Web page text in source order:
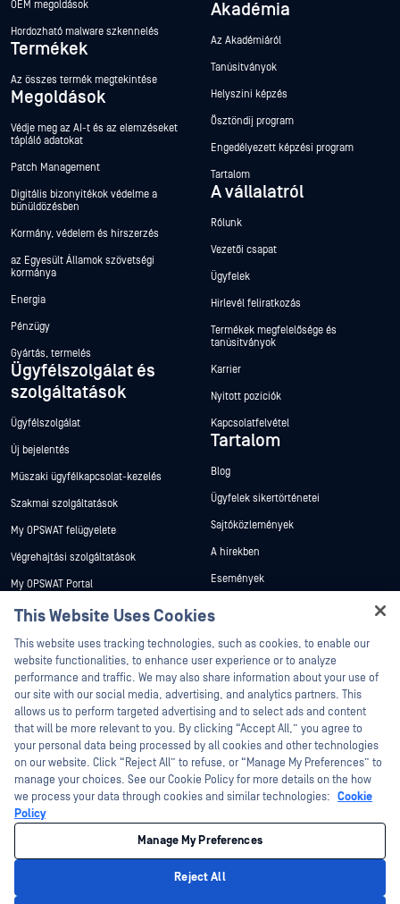
OEM megoldások
Hordozható malware szkennelés
Termékek
Az összes termék megtekintése
Megoldások
Védje meg az AI-t és az elemzéseket
tápláló adatokat
Patch Management
Digitális bizonyítékok védelme a
bűnüldözésben
Kormány, védelem és hírszerzés
az Egyesült Államok szövetségi
kormánya
Energia
Pénzügy
Gyártás, termelés
Ügyfélszolgálat és
szolgáltatások
Ügyfélszolgálat
Új bejelentés
Műszaki ügyfélkapcsolat-kezelés
Szakmai szolgáltatások
My OPSWAT felügyelete
Végrehajtási szolgáltatások
My OPSWAT Portal
Műszaki dokumentáció
Képzések
Biztonsági sebezhetőségi program
Partnerek
Tanúsítvány
Technológiai partnerek
Channel partner program
Akadémia
Az Akadémiáról
Tanúsítványok
Helyszíni képzés
Ösztöndíj program
Engedélyezett képzési program
Tartalom
A vállalatról
Rólunk
Vezetői csapat
Ügyfelek
Hírlevél feliratkozás
Termékek megfelelősége és
tanúsítványok
Karrier
Nyitott pozíciók
Kapcsolatfelvétel
Tartalom
Blog
Ügyfelek sikertörténetei
Sajtóközlemények
A hírekben
Események
Fehér könyvek
©2026 OPSWAT . Minden jog fenntartva. OPSWAT, MetaDefender, Metascan,
MetaAccess, az OPSWAT , Trust no File. Trust No Device., OPSWAT , Protecting the
World's Critical Infrastructure, Deep CDR™ Technology, InQuest, az InQuest logó,
DFI, RetroHunt, Deep File Inspection és Join the Hunt az OPSWAT védjegyei. A
harmadik felek védjegyei a megfelelő tulajdonosok tulajdonát képezik.
Cookie beállítások kezelése
This Website Uses Cookies
This website uses tracking technologies, such as cookies, to enable our
website functionalities, to enhance user experience or to analyze
performance and traffic. We may also share information about your use of
our site with our social media, advertising, and analytics partners. This
allows us to perform targeted advertising and to select ads and content
that will be more relevant to you. By clicking “Accept All,” you agree to
your personal data being processed by all cookies and other technologies
on our website. Click “Reject All” to refuse, or “Manage My Preferences” to
manage your choices. See our Cookie Policy for more details on the how
we process your data through cookies and similar technologies: Cookie
Policy
Manage My Preferences
Reject All
Hey there!
I'm Ozzy, your OPSWAT virtual assistant.
How can I help you secure what's critical
today?